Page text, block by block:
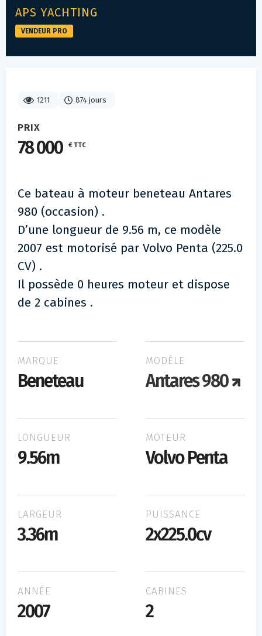
1211 874 jours
PRIX
78 000 € TTC
Ce bateau à moteur beneteau Antares
980 (occasion) .
D’une longueur de 9.56 m, ce modèle
2007 est motorisé par Volvo Penta (225.0
CV) .
Il possède 0 heures moteur et dispose
de 2 cabines .
MARQUE
Beneteau
MODÈLE
Antares 980
LONGUEUR
9.56m
MOTEUR
Volvo Penta
LARGEUR
3.36m
PUISSANCE
2x225.0cv
ANNÉE
2007
CABINES
2
APS YACHTING
VENDEUR PRO